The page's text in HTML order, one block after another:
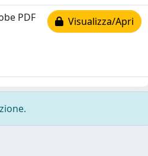
PDF Visualizza/Apri